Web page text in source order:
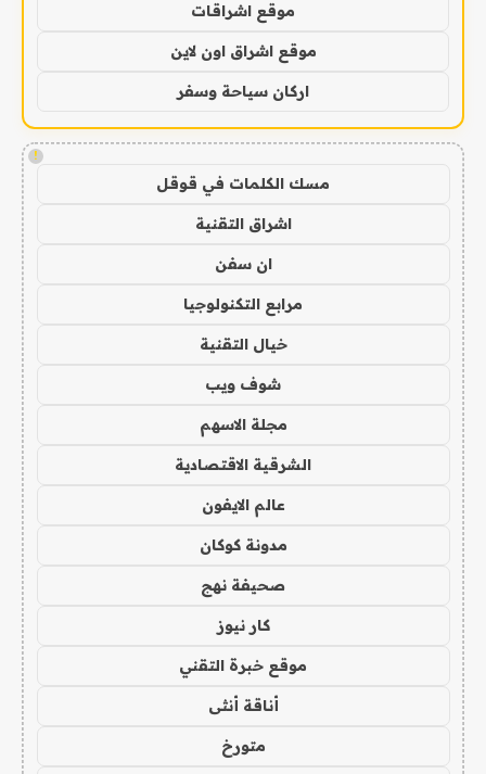
موقع اشراقات
موقع اشراق اون لاين
اركان سياحة وسفر
!
مسك الكلمات في قوقل
اشراق التقنية
ان سفن
مرابع التكنولوجيا
خيال التقنية
شوف ويب
مجلة الاسهم
الشرقية الاقتصادية
عالم الايفون
مدونة كوكان
صحيفة نهج
كار نيوز
موقع خبرة التقني
أناقة أنثى
متورخ